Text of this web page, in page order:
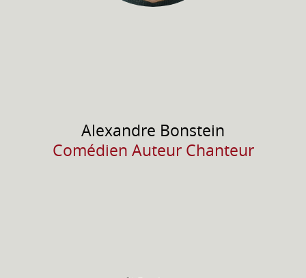
Alexandre Bonstein
Comédien Auteur Chanteur